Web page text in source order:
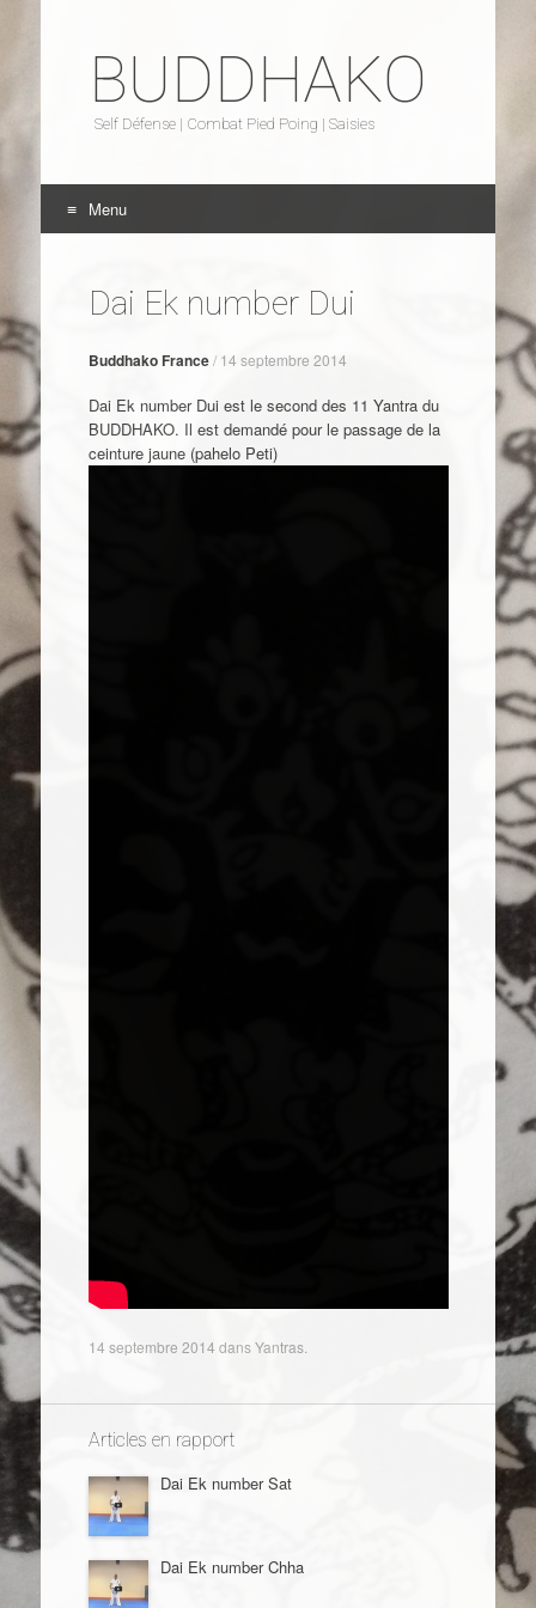
BUDDHAKO
Self Défense | Combat Pied Poing | Saisies
Menu
Dai Ek number Dui
Buddhako France/ 14 septembre 2014
Dai Ek number Dui est le second des 11 Yantra du
BUDDHAKO. Il est demandé pour le passage de la
ceinture jaune (pahelo Peti)
14 septembre 2014 dansYantras.
Articles en rapport
Dai Ek number Sat
Dai Ek number Chha